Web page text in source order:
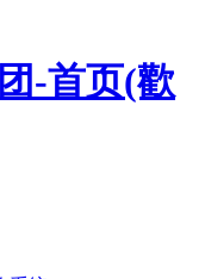
-首页(歡